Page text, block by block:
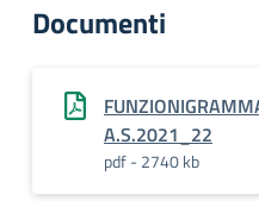
Documenti
A.S.2021_22
pdf - 2740 kb